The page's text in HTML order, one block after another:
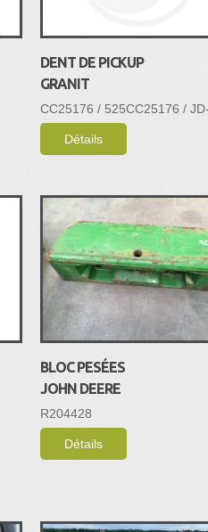
DENT DE PICKUP
GRANIT
CC25176 / 525CC25176 /
Détails
BLOC PESÉES
JOHN DEERE
R204428
Détails